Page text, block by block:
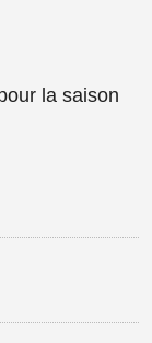
la saison